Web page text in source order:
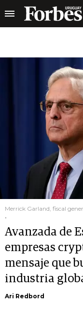
Merrick Garland, fiscal
.
Avanzada de
empresas
mensaje que
industria
Ari Redbord